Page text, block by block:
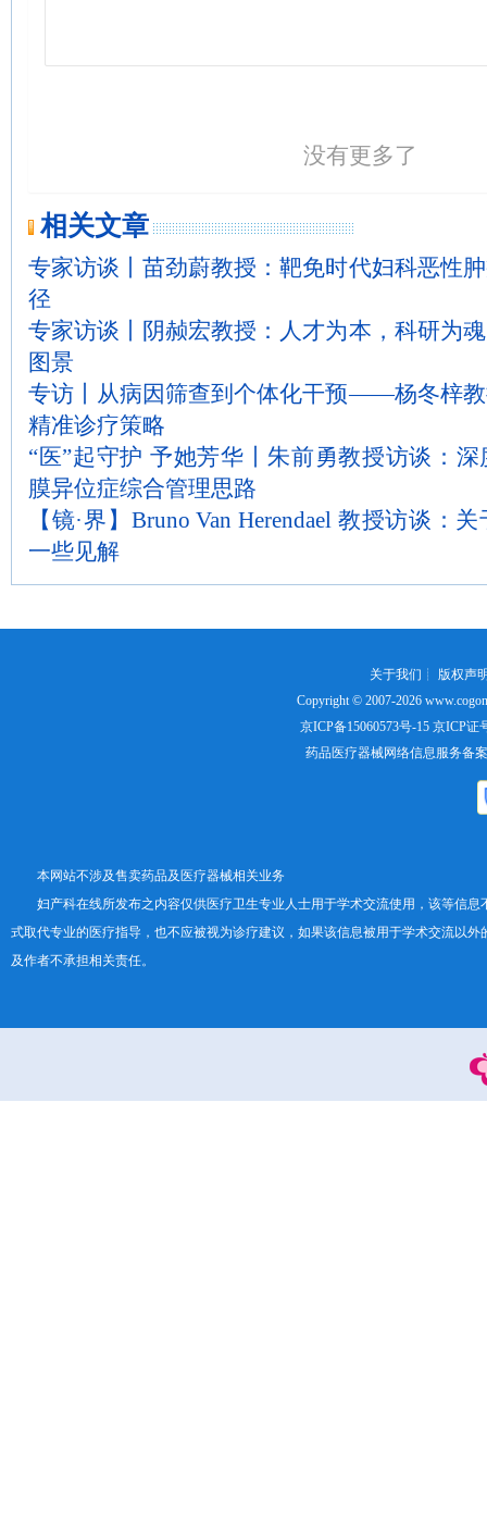
没有更多了
相关文章
专家访谈丨苗劲蔚教授：靶免时代妇科恶性
径
专家访谈丨阴赪宏教授：人才为本，科研为
图景
专访丨从病因筛查到个体化干预——杨冬梓
精准诊疗策略
“医”起守护 予她芳华丨朱前勇教授访谈：
膜异位症综合管理思路
【镜·界】Bruno Van Herendael 教授访谈：
一些见解
关于我们 ┊ 版权声
Copyright © 2007-2026
京ICP备15060573号-15京ICP证
药品医疗器械网络信息服务备
本网站不涉及售卖药品及医疗器械相关业务
妇产科在线所发布之内容仅供医疗卫生专业人士用于学术交流使用，该等信息
式取代专业的医疗指导，也不应被视为诊疗建议，如果该信息被用于学术交流以外
及作者不承担相关责任。